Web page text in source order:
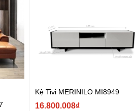
Kệ Tivi MERINILO MI8949
16.800.008₫